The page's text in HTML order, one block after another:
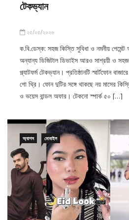
টেকভ্যান
২৫/০৫/২০২৬
ক.বি.ডেস্ক: সহজ কিস্তি সুবিধা ও নমনীয়
অন্যান্য ডিজিটাল ডিভাইস আরও সাশ্রয়ী ও
প্ল্যাটফর্ম টেকভ্যান। প্রতিষ্ঠানটি স্মার্টফোন
গো থ্রি। ফোন দুটির সঙ্গে থাকছে নয় মাসের
ও ভয়েস বান্ডল অফার। টেকনো স্পার্ক ৫০ […]
অ্যাপস মোবাইল